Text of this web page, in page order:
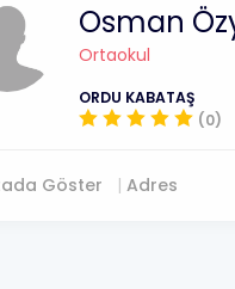
Osman
Ortaokul
ORDU KABATAŞ
(0)
Göster Adres